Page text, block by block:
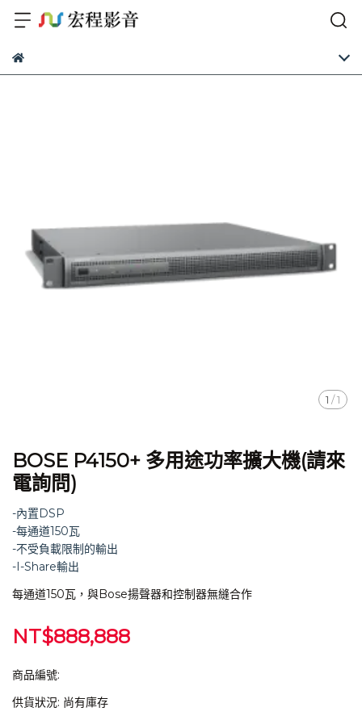
1 /1
BOSE P4150+ 多用途功率擴大機(請來
電詢問)
-內置DSP
-每通道150瓦
-不受負載限制的輸出
-I-Share輸出
每通道150瓦，與Bose揚聲器和控制器無縫合作
NT$888,888
商品編號:
供貨狀況: 尚有庫存